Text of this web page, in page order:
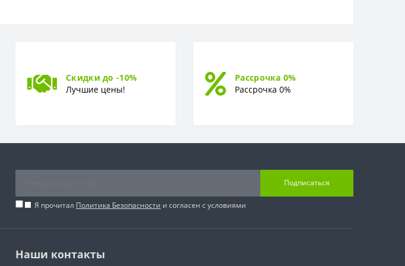
10 лет
Скидки до -10%
Лучшие цены!
Рассрочка 0%
Рассрочка 0%
Подписаться
Я прочитал Политика Безопасности и согласен с условиями
Наши контакты